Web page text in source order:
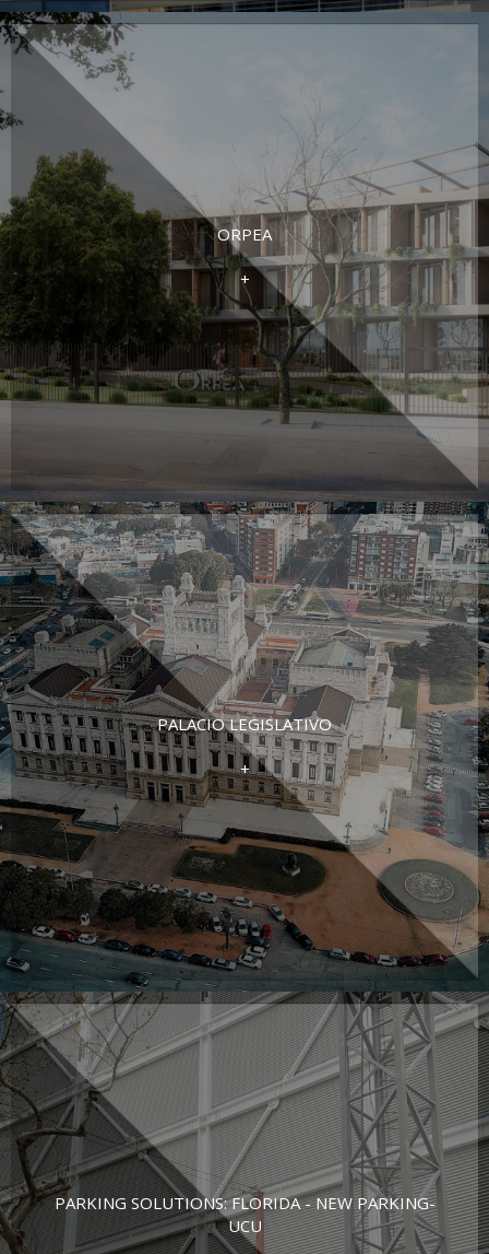
ORPEA
+
PALACIO LEGISLATIVO
+
PARKING SOLUTIONS: FLORIDA - NEW PARKING-
UCU